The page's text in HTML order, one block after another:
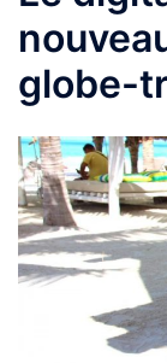
globe-